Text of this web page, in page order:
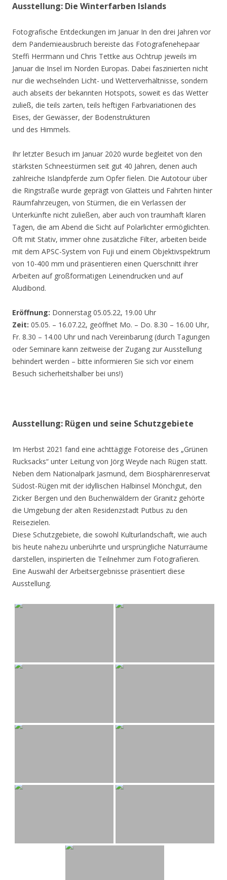
Ausstellung: Die Winterfarben Islands
Fotografische Entdeckungen im Januar In den drei Jahren vor
dem Pandemieausbruch bereiste das Fotografenehepaar
Steffi Herrmann und Chris Tettke aus Ochtrup jeweils im
Januar die Insel im Norden Europas. Dabei faszinierten nicht
nur die wechselnden Licht- und Wetterverhältnisse, sondern
auch abseits der bekannten Hotspots, soweit es das Wetter
zuließ, die teils zarten, teils heftigen Farbvariationen des
Eises, der Gewässer, der Bodenstrukturen
und des Himmels.
Ihr letzter Besuch im Januar 2020 wurde begleitet von den
stärksten Schneestürmen seit gut 40 Jahren, denen auch
zahlreiche Islandpferde zum Opfer fielen. Die Autotour über
die Ringstraße wurde geprägt von Glatteis und Fahrten hinter
Räumfahrzeugen, von Stürmen, die ein Verlassen der
Unterkünfte nicht zuließen, aber auch von traumhaft klaren
Tagen, die am Abend die Sicht auf Polarlichter ermöglichten.
Oft mit Stativ, immer ohne zusätzliche Filter, arbeiten beide
mit dem APSC-System von Fuji und einem Objektivspektrum
von 10-400 mm und präsentieren einen Querschnitt ihrer
Arbeiten auf großformatigen Leinendrucken und auf
Aludibond.
Eröffnung: Donnerstag 05.05.22, 19.00 Uhr
Zeit: 05.05. – 16.07.22, geöffnet Mo. – Do. 8.30 – 16.00 Uhr,
Fr. 8.30 – 14.00 Uhr und nach Vereinbarung (durch Tagungen
oder Seminare kann zeitweise der Zugang zur Ausstellung
behindert werden – bitte informieren Sie sich vor einem
Besuch sicherheitshalber bei uns!)
Ausstellung: Rügen und seine Schutzgebiete
Im Herbst 2021 fand eine achttägige Fotoreise des „Grünen
Rucksacks“ unter Leitung von Jörg Weyde nach Rügen statt.
Neben dem Nationalpark Jasmund, dem Biosphärenreservat
Südost-Rügen mit der idyllischen Halbinsel Mönchgut, den
Zicker Bergen und den Buchenwäldern der Granitz gehörte
die Umgebung der alten Residenzstadt Putbus zu den
Reisezielen.
Diese Schutzgebiete, die sowohl Kulturlandschaft, wie auch
bis heute nahezu unberührte und ursprüngliche Naturräume
darstellen, inspirierten die Teilnehmer zum Fotografieren.
Eine Auswahl der Arbeitsergebnisse präsentiert diese
Ausstellung.